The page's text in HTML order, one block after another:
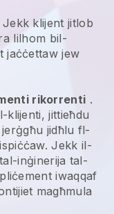
Jekk klijent jitlob
lilhom bil-
jaċċettaw jew
rikorrenti .
klijenti, jittieħdu
jidħlu fl-
Jekk il-
inġinerija tal-
iwaqqaf
magħmula